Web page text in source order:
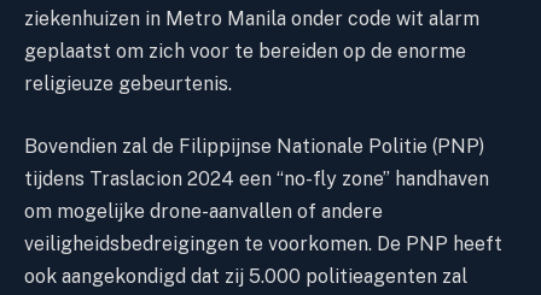
ziekenhuizen in Metro Manila onder code wit alarm
geplaatst om zich voor te bereiden op de enorme
religieuze gebeurtenis.
Bovendien zal de Filippijnse Nationale Politie (PNP)
tijdens Traslacion 2024 een “no-fly zone” handhaven
om mogelijke drone-aanvallen of andere
veiligheidsbedreigingen te voorkomen. De PNP heeft
ook aangekondigd dat zij 5.000 politieagenten zal